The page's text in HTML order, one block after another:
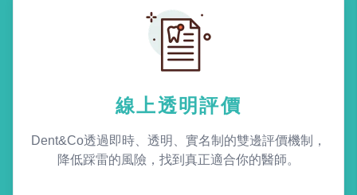
線上透明評價
Dent&Co透過即時、透明、實名制的雙邊評價機制，
降低踩雷的風險，找到真正適合你的醫師。